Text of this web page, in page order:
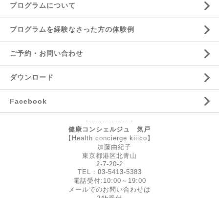
プログラムについて
プログラムを経験なさった方の体験例
ご予約・お問い合わせ
ダウンロード
Facebook
------------------
健康コンシェルジュ 気戸
【Health concierge kiiico】
加藤由紀子
東京都港区北青山
2-7-20-2
TEL：03-5413-5383
電話受付:10:00～19:00
メールでのお問い合わせは